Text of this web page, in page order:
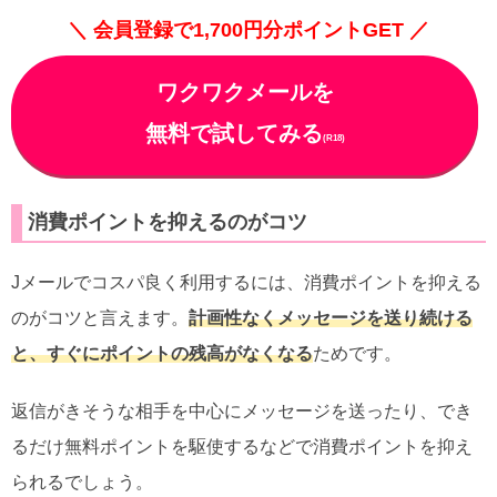
＼ 会員登録で1,700円分ポイントGET ／
ワクワクメールを
無料で試してみる(R18)
消費ポイントを抑えるのがコツ
Jメールでコスパ良く利用するには、消費ポイントを抑える
のがコツと言えます。 計画性なくメッセージを送り続ける
と、すぐにポイントの残高がなくなるためです。
返信がきそうな相手を中心にメッセージを送ったり、でき
るだけ無料ポイントを駆使するなどで消費ポイントを抑え
られるでしょう。